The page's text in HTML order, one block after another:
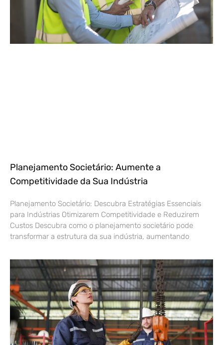
Planejamento Societário: Aumente a
Competitividade da Sua Indústria
Planejamento Societário: Descubra Estratégias Essenciais
para Indústrias Otimizarem Competitividade e Reduzirem
Custos Descubra como o planejamento societário pode
transformar a estrutura da sua indústria, aumentando